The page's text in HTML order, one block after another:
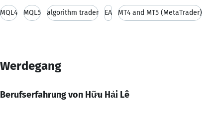
MQL4 MQL5 algorithm trader EA MT4 and MT5 (MetaTrader)
Werdegang
Berufserfahrung von Hữu Hải Lê